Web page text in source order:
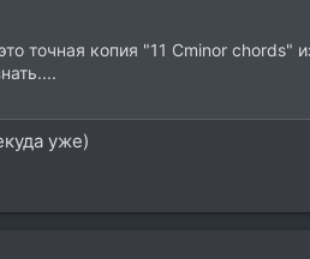
точная копия "11 Cminor chords"
уже)